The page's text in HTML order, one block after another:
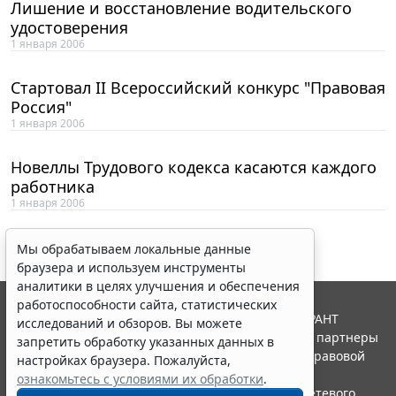
Лишение и восстановление водительского
удостоверения
1 января 2006
Стартовал II Всероссийский конкурс "Правовая
Россия"
1 января 2006
Новеллы Трудового кодекса касаются каждого
работника
1 января 2006
Мы обрабатываем локальные данные
браузера и используем инструменты
аналитики в целях улучшения и обеспечения
работоспособности сайта, статистических
исследований и обзоров. Вы можете
запретить обработку указанных данных в
настройках браузера. Пожалуйста,
ознакомьтесь с условиями их обработки.
© ООО "НПП "ГАРАНТ-СЕРВИС", 2026. Система ГАРАНТ
выпускается с 1990 года. Компания "Гарант" и ее партнеры
являются участниками Российской ассоциации правовой
информации ГАРАНТ.